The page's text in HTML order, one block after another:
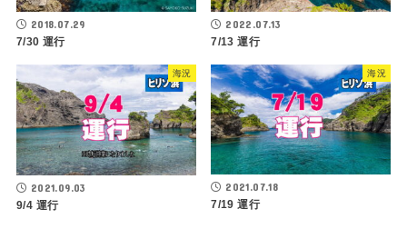
2018.07.29
7/30 運行
2022.07.13
7/13 運行
海況
2021.09.03
9/4 運行
海況
2021.07.18
7/19 運行